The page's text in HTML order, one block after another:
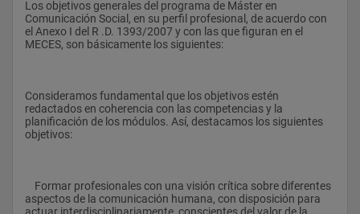
Los objetivos generales del programa de Máster en
Comunicación Social, en su perfil profesional, de acuerdo con
el Anexo I del R .D. 1393/2007 y con las que figuran en el
MECES, son básicamente los siguientes:
Consideramos fundamental que los objetivos estén
redactados en coherencia con las competencias y la
planificación de los módulos. Así, destacamos los siguientes
objetivos:
aspectos de la comunicación humana, con disposición para